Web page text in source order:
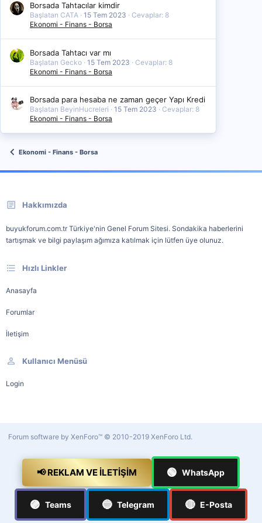
Borsada Tahtacılar kimdir
Başlatan CATA 15 Tem 2023
Cevaplar: 8
Ekonomi - Finans - Borsa
Borsada Tahtacı var mı
Başlatan Gecko 15 Tem 2023
Cevaplar: 8
Ekonomi - Finans - Borsa
Borsada para hesaba ne zaman geçer Yapı Kredi
Başlatan BeyinHucreleri 15 Tem 2023
Cevaplar: 8
Ekonomi - Finans - Borsa
Ekonomi - Finans - Borsa
Hakkımızda
buyukforum.com.tr Türkiye'nin Genel Forum Sitesi. Sondakika haberlerini
tartışmak ve bilgi paylaşım ağımıza katılmak için lütfen üye olunuz.
Hızlı Linkler
Anasayfa
Forumlar
İletişim
Kullanıcı Menüsü
Login
Forum software by XenForo™ © 2010-2019 XenForo Ltd.
📢 REKLAM VE İLETIŞIM 🟢 WhatsApp
🟣 Teams 🔵 Telegram 🔴 E-Posta